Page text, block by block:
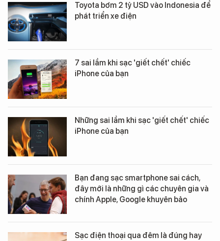
Toyota bơm 2 tỷ USD vào Indonesia để
phát triển xe điện
7 sai lầm khi sạc 'giết chết' chiếc
iPhone của bạn
Những sai lầm khi sạc 'giết chết' chiếc
iPhone của bạn
Bạn đang sạc smartphone sai cách,
đây mới là những gì các chuyên gia và
chính Apple, Google khuyên bảo
Sạc điện thoại qua đêm là đúng hay